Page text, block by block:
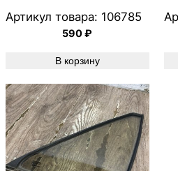
Артикул товара: 106785
590₽
В корзину